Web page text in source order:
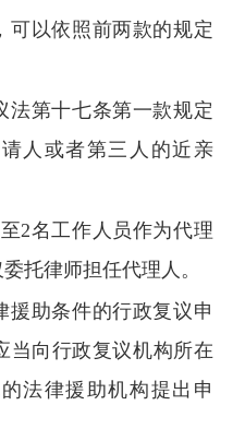
可以依照前两款的规定
第十七条第一款规定
人或者第三人的近亲
2名工作人员作为代理
托律师担任代理人。
助条件的行政复议申
当向行政复议机构所在
法律援助机构提出申